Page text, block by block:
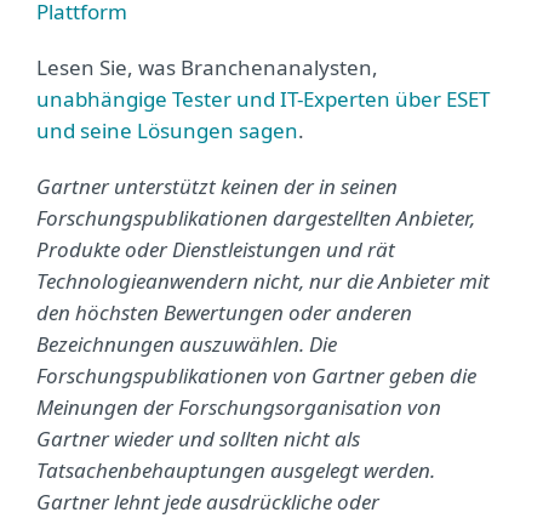
Plattform
Lesen Sie, was Branchenanalysten,
unabhängige Tester und IT-Experten über ESET
und seine Lösungen sagen.
Gartner unterstützt keinen der in seinen
Forschungspublikationen dargestellten Anbieter,
Produkte oder Dienstleistungen und rät
Technologieanwendern nicht, nur die Anbieter mit
den höchsten Bewertungen oder anderen
Bezeichnungen auszuwählen. Die
Forschungspublikationen von Gartner geben die
Meinungen der Forschungsorganisation von
Gartner wieder und sollten nicht als
Tatsachenbehauptungen ausgelegt werden.
Gartner lehnt jede ausdrückliche oder